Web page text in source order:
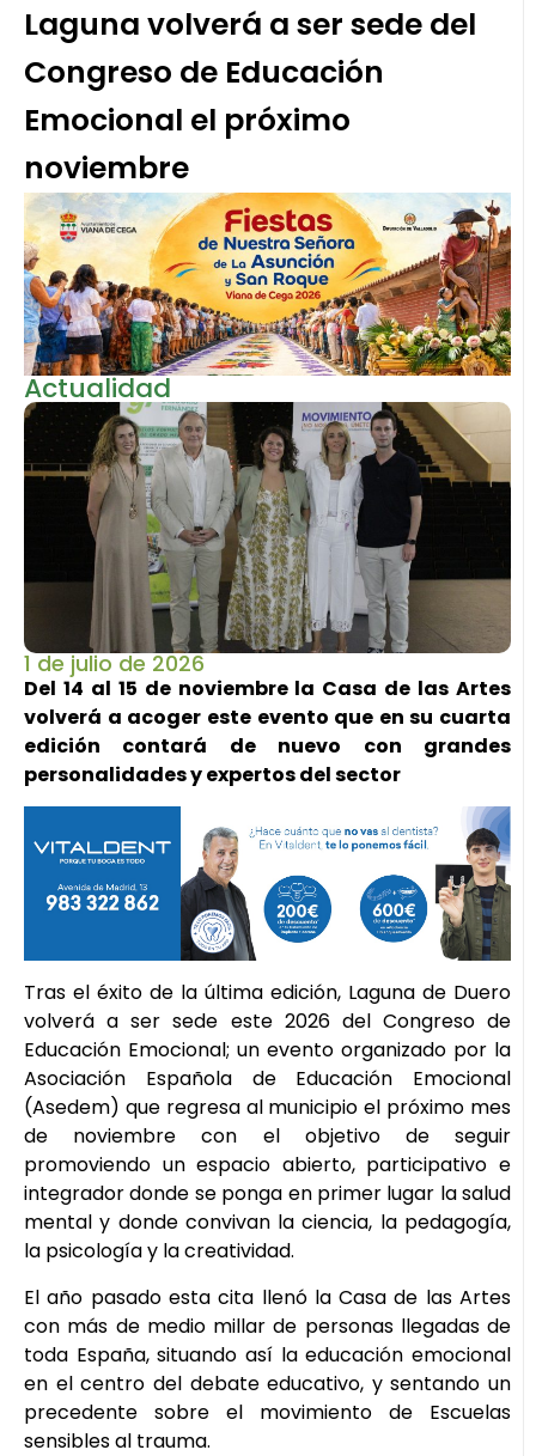
Laguna volverá a ser sede del
Congreso de Educación
Emocional el próximo
noviembre
Actualidad
1 de julio de 2026
Del 14 al 15 de noviembre la Casa de las Artes
volverá a acoger este evento que en su cuarta
edición contará de nuevo con grandes
personalidades y expertos del sector
Tras el éxito de la última edición, Laguna de Duero
volverá a ser sede este 2026 del Congreso de
Educación Emocional; un evento organizado por la
Asociación Española de Educación Emocional
(Asedem) que regresa al municipio el próximo mes
de noviembre con el objetivo de seguir
promoviendo un espacio abierto, participativo e
integrador donde se ponga en primer lugar la salud
mental y donde convivan la ciencia, la pedagogía,
la psicología y la creatividad.
El año pasado esta cita llenó la Casa de las Artes
con más de medio millar de personas llegadas de
toda España, situando así la educación emocional
en el centro del debate educativo, y sentando un
precedente sobre el movimiento de Escuelas
sensibles al trauma.